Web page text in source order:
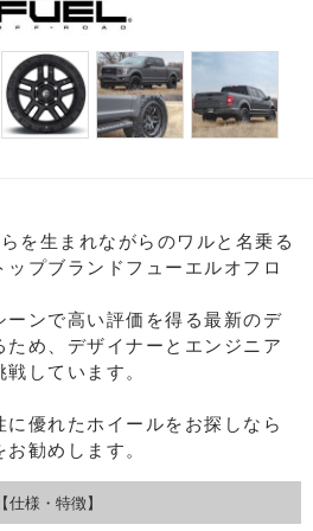
を生まれながらのワルと名乗る
プブランドフューエルオフロ
ーンで高い評価を得る最新のデ
め、デザイナーとエンジニア
しています。
に優れたホイールをお探しなら
勧めします。
【仕様・特徴】